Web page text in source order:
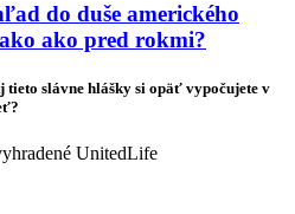
do duše amerického
ako pred rokmi?
tieto slávne hlášky si opäť vypočujete v
UnitedLife